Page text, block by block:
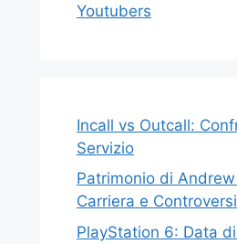
Youtubers
Incall vs Outcall:
Servizio
Patrimonio di
Carriera e
PlayStation 6: Data